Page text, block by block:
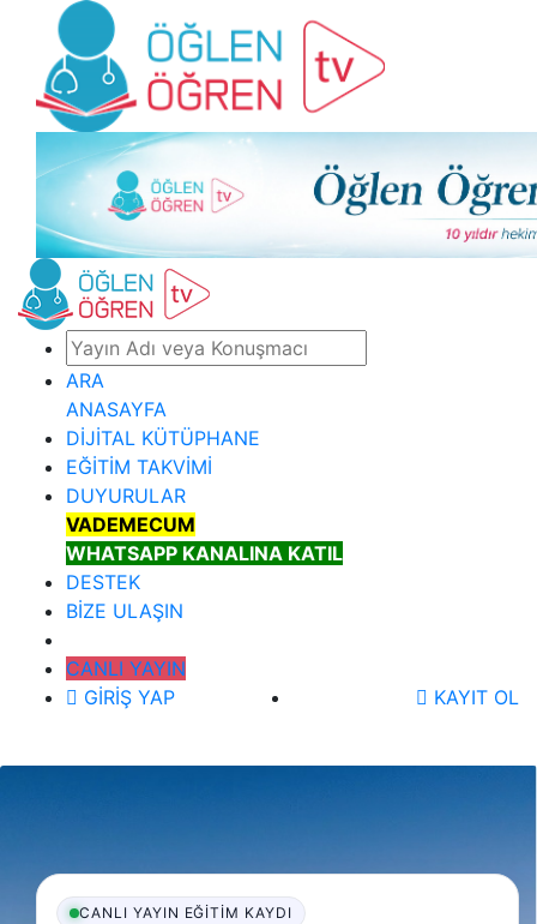
ARA
ANASAYFA
DİJİTAL KÜTÜPHANE
EĞİTİM TAKVİMİ
DUYURULAR
VADEMECUM
WHATSAPP KANALINA KATIL
DESTEK
BİZE ULAŞIN
CANLI YAYIN
GİRİŞ YAP
KAYIT OL
CANLI YAYIN EĞITIM KAYDI